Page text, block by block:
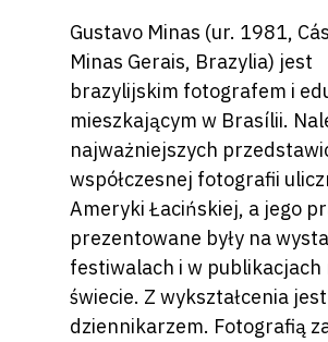
Gustavo Minas (ur. 1981,
Minas Gerais, Brazylia) jest
brazylijskim fotografem i
mieszkającym w Brasílii.
najważniejszych
współczesnej fotografii
Ameryki Łacińskiej, a jego
prezentowane były na
festiwalach i w publikacjach
świecie. Z wykształcenia jest
dziennikarzem. Fotografią